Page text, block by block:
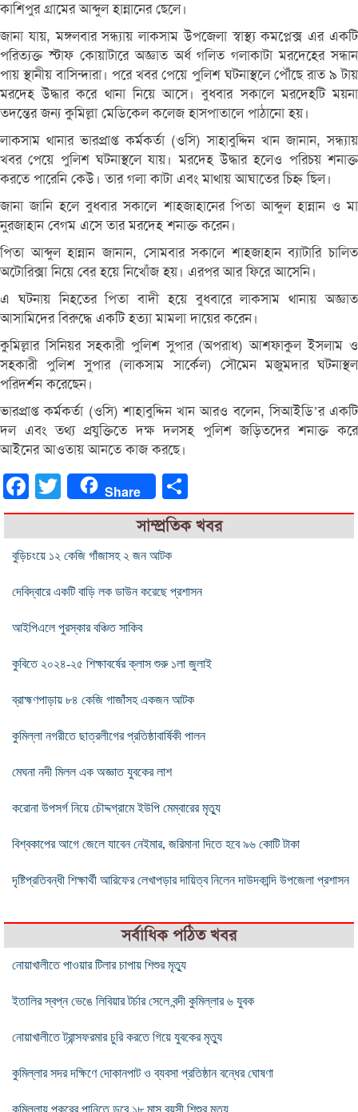
কাশিপুর গ্রামের আব্দুল হান্নানের ছেলে।
জানা যায়, মঙ্গলবার সন্ধ্যায় লাকসাম উপজেলা স্বাস্থ্য কমপ্লেক্স এর একটি
পরিত্যক্ত স্টাফ কোয়াটারে অজ্ঞাত অর্ধ গলিত গলাকাটা মরদেহের সন্ধান
পায় স্থানীয় বাসিন্দারা। পরে খবর পেয়ে পুলিশ ঘটনাস্থলে পৌঁছে রাত ৯ টায়
মরদেহ উদ্ধার করে থানা নিয়ে আসে। বুধবার সকালে মরদেহটি ময়না
তদন্তের জন্য কুমিল্লা মেডিকেল কলেজ হাসপাতালে পাঠানো হয়।
লাকসাম থানার ভারপ্রাপ্ত কর্মকর্তা (ওসি) সাহাবুদ্দিন খান জানান, সন্ধ্যায়
খবর পেয়ে পুলিশ ঘটনাস্থলে যায়। মরদেহ উদ্ধার হলেও পরিচয় শনাক্ত
করতে পারেনি কেউ। তার গলা কাটা এবং মাথায় আঘাতের চিহ্ন ছিল।
জানা জানি হলে বুধবার সকালে শাহজাহানের পিতা আব্দুল হান্নান ও মা
নুরজাহান বেগম এসে তার মরদেহ শনাক্ত করেন।
পিতা আব্দুল হান্নান জানান, সোমবার সকালে শাহজাহান ব্যাটারি চালিত
অটোরিক্সা নিয়ে বের হয়ে নিখোঁজ হয়। এরপর আর ফিরে আসেনি।
এ ঘটনায় নিহতের পিতা বাদী হয়ে বুধবারে লাকসাম থানায় অজ্ঞাত
আসামিদের বিরুদ্ধে একটি হত্যা মামলা দায়ের করেন।
কুমিল্লার সিনিয়র সহকারী পুলিশ সুপার (অপরাধ) আশফাকুল ইসলাম ও
সহকারী পুলিশ সুপার (লাকসাম সার্কেল) সৌমেন মজুমদার ঘটনাস্থল
পরিদর্শন করেছেন।
ভারপ্রাপ্ত কর্মকর্তা (ওসি) শাহাবুদ্দিন খান আরও বলেন, সিআইডি’র একটি
দল এবং তথ্য প্রযুক্তিতে দক্ষ দলসহ পুলিশ জড়িতদের শনাক্ত করে
আইনের আওতায় আনতে কাজ করছে।
FacebookTwitter Share
সাম্প্রতিক খবর
বুড়িচংয়ে ১২ কেজি গাঁজাসহ ২ জন আটক
দেবিদ্বারে একটি বাড়ি লক ডাউন করেছে প্রশাসন
আইপিএলে পুরস্কার বঞ্চিত সাকিব
কুবিতে ২০২৪-২৫ শিক্ষাবর্ষের ক্লাস শুরু ১লা জুলাই
ব্রাহ্মণপাড়ায় ৮৪ কেজি গাজাঁসহ একজন আটক
কুমিল্লা নগরীতে ছাত্রলীগের প্রতিষ্ঠাবার্ষিকী পালন
মেঘনা নদী মিলল এক অজ্ঞাত যুবকের লাশ
করোনা উপসর্গ নিয়ে চৌদ্দগ্রামে ইউপি মেম্বারের মৃত্যু
বিশ্বকাপের আগে জেলে যাবেন নেইমার, জরিমানা দিতে হবে ৯৬ কোটি টাকা
দৃষ্টিপ্রতিবন্ধী শিক্ষার্থী আরিফের লেখাপড়ার দায়িত্ব নিলেন দাউদকান্দি উপজেলা প্রশাসন
সর্বাধিক পঠিত খবর
নোয়াখালীতে পাওয়ার টিলার চাপায় শিশুর মৃত্যু
ইতালির স্বপ্ন ভেঙে লিবিয়ার টর্চার সেলে বন্দী কুমিল্লার ৬ যুবক
নোয়াখালীতে ট্রান্সফরমার চুরি করতে গিয়ে যুবকের মৃত্যু
কুমিল্লার সদর দক্ষিণে দোকানপাট ও ব্যবসা প্রতিষ্ঠান বন্ধের ঘোষণা
কুমিল্লায় পুকুরের পানিতে ডুবে ১৮ মাস বয়সী শিশুর মৃত্যু